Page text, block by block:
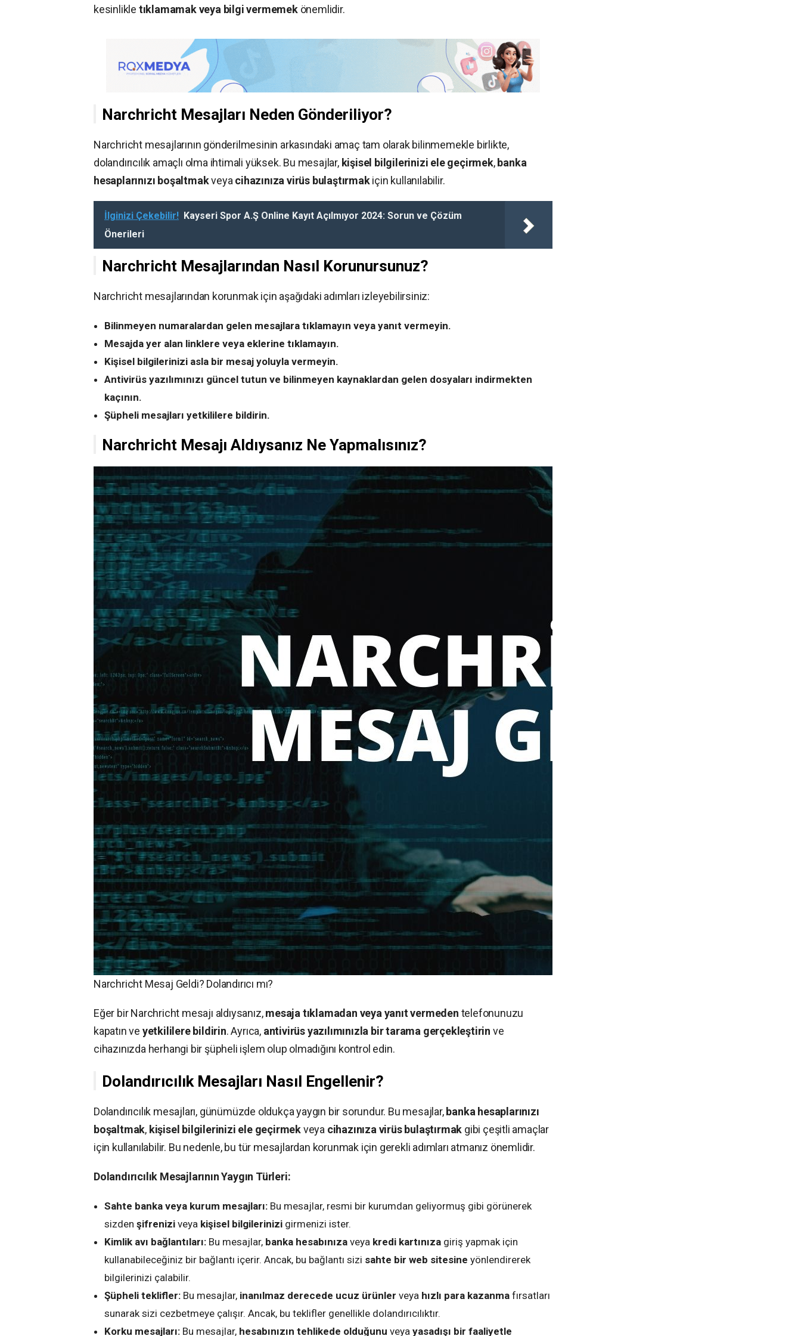
kesinlikle tıklamamak veya bilgi vermemekönemlidir.
Narchricht Mesajları Neden Gönderiliyor?
Narchricht mesajlarının gönderilmesinin arkasındaki amaç tam olarak bilinmemekle birlikte,
dolandırıcılık amaçlı olma ihtimali yüksek. Bu mesajlar, kişisel bilgilerinizi ele geçirmek,banka
hesaplarınızı boşaltmakveya cihazınıza virüs bulaştırmakiçin kullanılabilir.
İlginizi Çekebilir! Kayseri Spor A.Ş Online Kayıt Açılmıyor 2024: Sorun ve Çözüm
Önerileri
Narchricht Mesajlarından Nasıl Korunursunuz?
Narchricht mesajlarından korunmak için aşağıdaki adımları izleyebilirsiniz:
Bilinmeyen numaralardan gelen mesajlara tıklamayın veya yanıt vermeyin.
Mesajda yer alan linklere veya eklerine tıklamayın.
Kişisel bilgilerinizi asla bir mesaj yoluyla vermeyin.
Antivirüs yazılımınızı güncel tutun ve bilinmeyen kaynaklardan gelen dosyaları indirmekten
kaçının.
Şüpheli mesajları yetkililere bildirin.
Narchricht Mesajı Aldıysanız Ne Yapmalısınız?
Narchricht Mesaj Geldi? Dolandırıcı mı?
Eğer bir Narchricht mesajı aldıysanız,mesaja tıklamadan veya yanıt vermeden telefonunuzu
kapatın ve yetkililere bildirin. Ayrıca, antivirüs yazılımınızla bir tarama gerçekleştirin ve
cihazınızda herhangi bir şüpheli işlem olup olmadığını kontrol edin.
Dolandırıcılık Mesajları Nasıl Engellenir?
Dolandırıcılık mesajları, günümüzde oldukça yaygın bir sorundur. Bu mesajlar,banka hesaplarınızı
boşaltmak, kişisel bilgilerinizi ele geçirmekveya cihazınıza virüs bulaştırmak gibi çeşitli amaçlar
için kullanılabilir. Bu nedenle, bu tür mesajlardan korunmak için gerekli adımları atmanız önemlidir.
Dolandırıcılık Mesajlarının Yaygın Türleri:
Sahte banka veya kurum mesajları: Bu mesajlar, resmi bir kurumdan geliyormuş gibi görünerek
sizden şifrenizi veya kişisel bilgilerinizi girmenizi ister.
Kimlik avı bağlantıları: Bu mesajlar, banka hesabınıza veya kredi kartınıza giriş yapmak için
kullanabileceğiniz bir bağlantı içerir. Ancak, bu bağlantı sizi sahte bir web sitesine yönlendirerek
bilgilerinizi çalabilir.
Şüpheli teklifler: Bu mesajlar, inanılmaz derecede ucuz ürünler veya hızlı para kazanma fırsatları
sunarak sizi cezbetmeye çalışır. Ancak, bu teklifler genellikle dolandırıcılıktır.
Korku mesajları: Bu mesajlar, hesabınızın tehlikede olduğunu veya yasadışı bir faaliyetle